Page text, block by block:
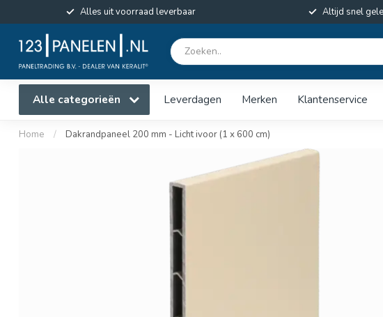
Alles uit voorraad leverbaar Altijd snel
Alle categorieën Leverdagen Merken Klantenservice
Home / Dakrandpaneel 200 mm - Licht ivoor (1 x 600 cm)